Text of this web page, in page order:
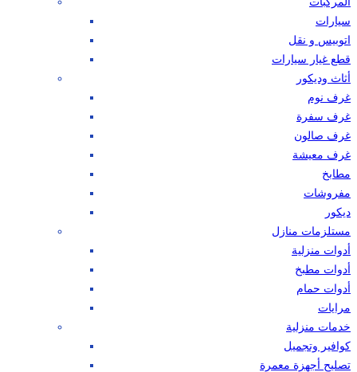
سيارات
اتوبيس و نقل
قطع غيار سيارات
أثاث وديكور
غرف نوم
غرف سفرة
غرف صالون
غرف معيشة
مطابخ
مفروشات
ديكور
مستلزمات منازل
أدوات منزلية
أدوات مطبخ
أدوات حمام
مرايات
خدمات منزلية
كوافير وتجميل
تصليح أجهزة معمرة